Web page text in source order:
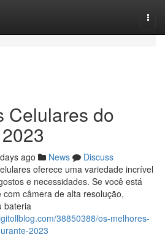
Celulares do
ago News
Discuss
oferece uma variedade incrível
e necessidades. Se você está
câmera de alta resolução,
bateria
38850388/os-melhores-
2023